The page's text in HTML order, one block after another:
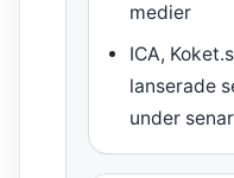
medier
ICA,
lanserade
under